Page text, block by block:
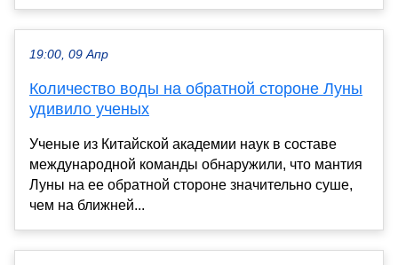
19:00, 09 Апр
Количество воды на обратной стороне Луны
удивило ученых
Ученые из Китайской академии наук в составе
международной команды обнаружили, что мантия
Луны на ее обратной стороне значительно суше,
чем на ближней...